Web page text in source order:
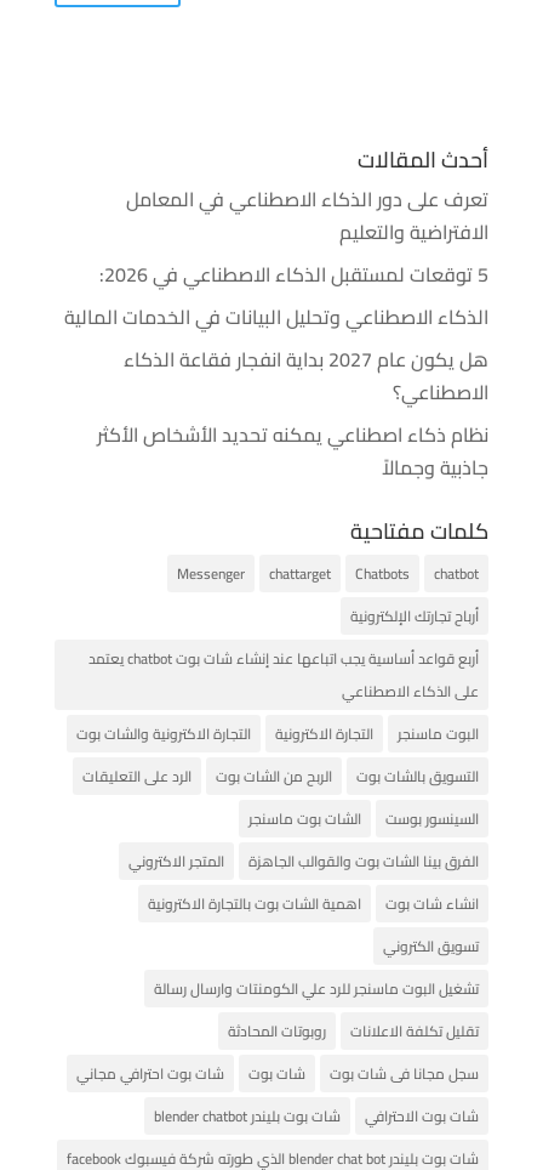
أحدث المقالات
تعرف على دور الذكاء الاصطناعي في المعامل
الافتراضية والتعليم
5 توقعات لمستقبل الذكاء الاصطناعي في 2026:
الذكاء الاصطناعي وتحليل البيانات في الخدمات المالية
هل يكون عام 2027 بداية انفجار فقاعة الذكاء
الاصطناعي؟
نظام ذكاء اصطناعي يمكنه تحديد الأشخاص الأكثر
جاذبية وجمالاً
كلمات مفتاحية
chatbot
Chatbots
chattarget
Messenger
أرباح تجارتك الإلكترونية
أربع قواعد أساسية يجب اتباعها عند إنشاء شات بوت chatbot يعتمد
على الذكاء الاصطناعي
البوت ماسنجر
التجارة الاكترونية
التجارة الاكترونية والشات بوت
التسويق بالشات بوت
الربح من الشات بوت
الرد على التعليقات
السينسور بوست
الشات بوت ماسنجر
الفرق بينا الشات بوت والقوالب الجاهزة
المتجر الاكتروني
انشاء شات بوت
اهمية الشات بوت بالتجارة الاكترونية
تسويق الكتروني
تشغيل البوت ماسنجر للرد علي الكومنتات وارسال رسالة
تقليل تكلفة الاعلانات
روبوتات المحادثة
سجل مجانا فى شات بوت
شات بوت
شات بوت احترافي مجاني
شات بوت الاحترافي
شات بوت بليندر blender chatbot
شات بوت بليندر blender chat bot الذي طورته شركة فيسبوك facebook